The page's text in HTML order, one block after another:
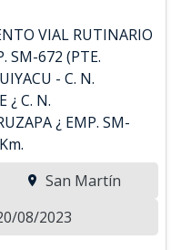
VIAL RUTINARIO
SM-672 (PTE.
- C. N.
¿ C. N.
¿ EMP. SM-
San Martín
08/2023